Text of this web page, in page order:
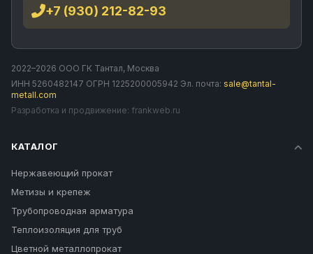
+7 (930) 212-82-93
2022–2026 ООО ГК Тантал, Москва
ИНН 5260482147 ОГРН 1225200005942 Эл. почта: sale@tantal-
metall.com
Разработка и продвижение: frankweb.ru
КАТАЛОГ
Нержавеющий прокат
Метизы и крепеж
Трубопроводная арматура
Теплоизоляция для труб
Цветной металлопрокат